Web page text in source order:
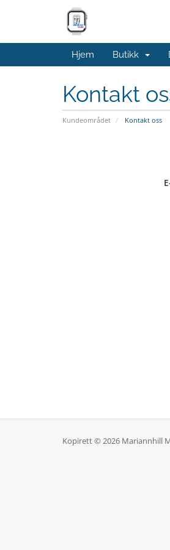
Hjem Butikk
Kontakt
Kundeområdet Kontakt oss
Kopirett © 2026 Mariannhill